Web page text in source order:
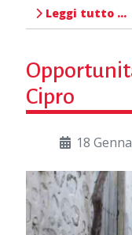
Leggi tutto …
Cipro
18